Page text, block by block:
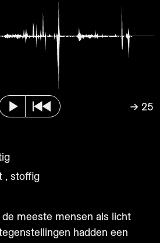
→ 25
, stoffig
meeste mensen als licht
hadden een